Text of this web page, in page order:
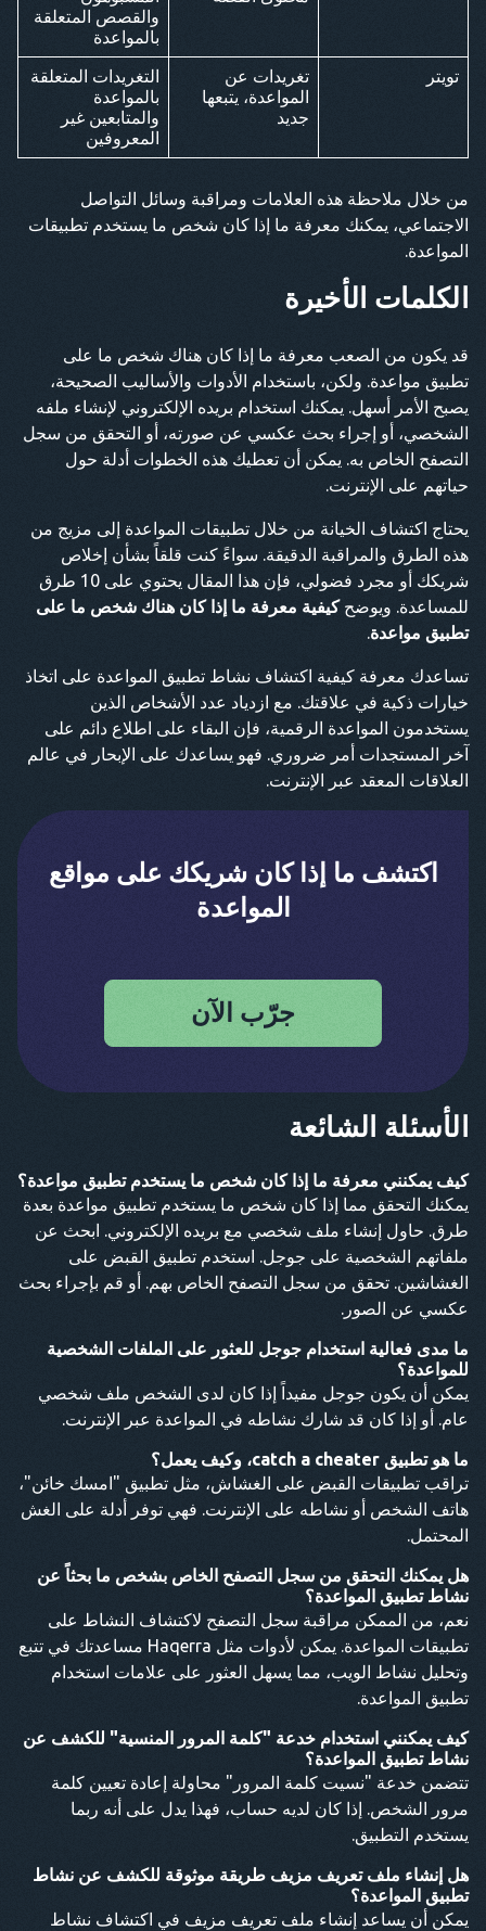
والقصص المتعلقة
بالمواعدة
تويتر
تغريدات عن
المواعدة، يتبعها
جديد
التغريدات المتعلقة
بالمواعدة
والمتابعين غير
المعروفين
من خلال ملاحظة هذه العلامات ومراقبة وسائل التواصل
الاجتماعي، يمكنك معرفة ما إذا كان شخص ما يستخدم تطبيقات
المواعدة.
الكلمات الأخيرة
قد يكون من الصعب معرفة ما إذا كان هناك شخص ما على
تطبيق مواعدة. ولكن، باستخدام الأدوات والأساليب الصحيحة،
يصبح الأمر أسهل. يمكنك استخدام بريده الإلكتروني لإنشاء ملفه
الشخصي، أو إجراء بحث عكسي عن صورته، أو التحقق من سجل
التصفح الخاص به. يمكن أن تعطيك هذه الخطوات أدلة حول
حياتهم على الإنترنت.
يحتاج اكتشاف الخيانة من خلال تطبيقات المواعدة إلى مزيج من
هذه الطرق والمراقبة الدقيقة. سواءً كنت قلقاً بشأن إخلاص
شريكك أو مجرد فضولي، فإن هذا المقال يحتوي على 10 طرق
للمساعدة. ويوضحكيفية معرفة ما إذا كان هناك شخص ما على
تطبيق مواعدة.
تساعدك معرفة كيفية اكتشاف نشاط تطبيق المواعدة على اتخاذ
خيارات ذكية في علاقتك. مع ازدياد عدد الأشخاص الذين
يستخدمون المواعدة الرقمية، فإن البقاء على اطلاع دائم على
آخر المستجدات أمر ضروري. فهو يساعدك على الإبحار في عالم
العلاقات المعقد عبر الإنترنت.
اكتشف ما إذا كان شريكك على مواقع
المواعدة
جرّب الآن
الأسئلة الشائعة
كيف يمكنني معرفة ما إذا كان شخص ما يستخدم تطبيق مواعدة؟
يمكنك التحقق مما إذا كان شخص ما يستخدم تطبيق مواعدة بعدة
طرق. حاول إنشاء ملف شخصي مع بريده الإلكتروني. ابحث عن
ملفاتهم الشخصية على جوجل. استخدم تطبيق القبض على
الغشاشين. تحقق من سجل التصفح الخاص بهم. أو قم بإجراء بحث
عكسي عن الصور.
ما مدى فعالية استخدام جوجل للعثور على الملفات الشخصية
للمواعدة؟
يمكن أن يكون جوجل مفيداً إذا كان لدى الشخص ملف شخصي
عام. أو إذا كان قد شارك نشاطه في المواعدة عبر الإنترنت.
ما هو تطبيق сatch a сheater، وكيف يعمل؟
تراقب تطبيقات القبض على الغشاش، مثل تطبيق "امسك خائن"،
هاتف الشخص أو نشاطه على الإنترنت. فهي توفر أدلة على الغش
المحتمل.
هل يمكنك التحقق من سجل التصفح الخاص بشخص ما بحثاً عن
نشاط تطبيق المواعدة؟
نعم، من الممكن مراقبة سجل التصفح لاكتشاف النشاط على
تطبيقات المواعدة. يمكن لأدوات مثل Haqerra مساعدتك في تتبع
وتحليل نشاط الويب، مما يسهل العثور على علامات استخدام
تطبيق المواعدة.
كيف يمكنني استخدام خدعة "كلمة المرور المنسية" للكشف عن
نشاط تطبيق المواعدة؟
تتضمن خدعة "نسيت كلمة المرور" محاولة إعادة تعيين كلمة
مرور الشخص. إذا كان لديه حساب، فهذا يدل على أنه ربما
يستخدم التطبيق.
هل إنشاء ملف تعريف مزيف طريقة موثوقة للكشف عن نشاط
تطبيق المواعدة؟
يمكن أن يساعد إنشاء ملف تعريف مزيف في اكتشاف نشاط